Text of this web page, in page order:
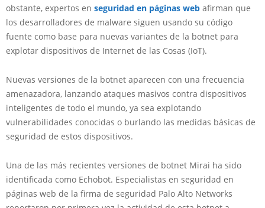
obstante, expertos en seguridad en páginas web afirman que
los desarrolladores de malware siguen usando su código
fuente como base para nuevas variantes de la botnet para
explotar dispositivos de Internet de las Cosas (IoT).
Nuevas versiones de la botnet aparecen con una frecuencia
amenazadora, lanzando ataques masivos contra dispositivos
inteligentes de todo el mundo, ya sea explotando
vulnerabilidades conocidas o burlando las medidas básicas de
seguridad de estos dispositivos.
Una de las más recientes versiones de botnet Mirai ha sido
identificada como Echobot. Especialistas en seguridad en
páginas web de la firma de seguridad Palo Alto Networks